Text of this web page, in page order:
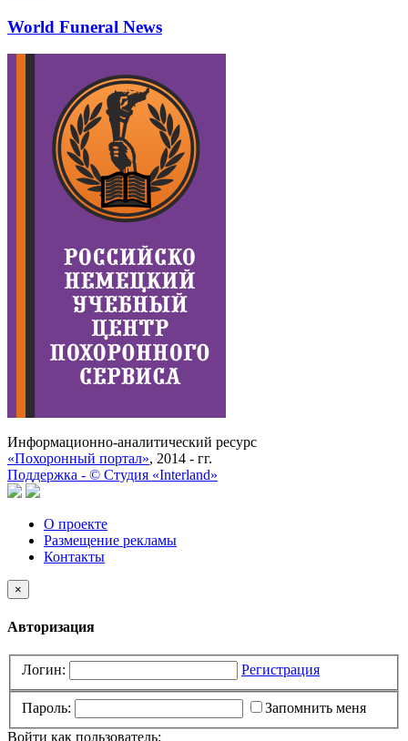
World Funeral News
Информационно-аналитический ресурс
«Похоронный портал», 2014 - гг.
Поддержка - © Cтудия «Interland»
О проекте
Размещение рекламы
Контакты
×
Авторизация
Логин: Регистрация
Пароль:
Запомнить меня
Войти как пользователь: